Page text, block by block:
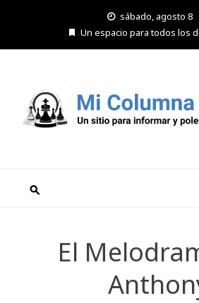
sábado, agosto 8
Un espacio para todos los
El